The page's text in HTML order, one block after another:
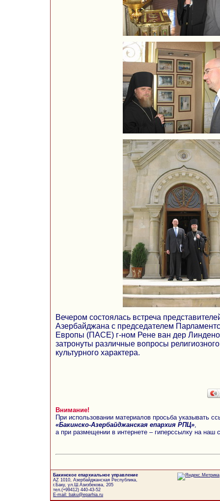
Вечером состоялась встреча
Азербайджана с председателем
Европы (ПАСЕ) г-ном Рене ван дер
затронуты различные вопросы
культурного характера.
Внимание!
При использовании материалов просьба указывать
«Бакинско-Азербайджанская епархия РПЦ»
а при размещении в интернете – гиперссылку на наш
Бакинское епархиальное управление
AZ 1010, Азербайджанская Республика,
г.Баку, ул.Ш.Азизбекова, 205
тел.(+99412) 440-43-52
E-mail: baku@eparhia.ru